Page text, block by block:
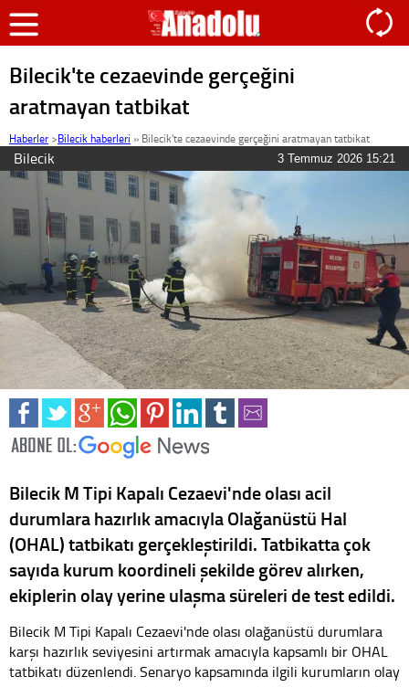
Bilecik'te cezaevinde gerçeğini
aratmayan tatbikat
Haberler >Bilecik haberleri » Bilecik'te cezaevinde gerçeğini aratmayan tatbikat
Bilecik 3 Temmuz 2026 15:21
Bilecik M Tipi Kapalı Cezaevi'nde olası acil
durumlara hazırlık amacıyla Olağanüstü Hal
(OHAL) tatbikatı gerçekleştirildi. Tatbikatta çok
sayıda kurum koordineli şekilde görev alırken,
ekiplerin olay yerine ulaşma süreleri de test edildi.
Bilecik M Tipi Kapalı Cezaevi'nde olası olağanüstü durumlara
karşı hazırlık seviyesini artırmak amacıyla kapsamlı bir OHAL
tatbikatı düzenlendi. Senaryo kapsamında ilgili kurumların olay